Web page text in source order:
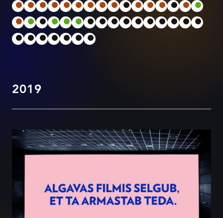
2019
Elisa – Spoilerid